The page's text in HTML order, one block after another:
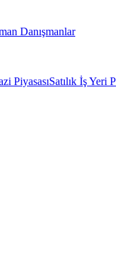
Danışmanlar
PiyasasıSatılık İş Yeri